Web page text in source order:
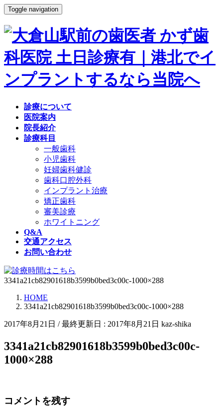
Toggle navigation
診療について
医院案内
院長紹介
診療科目
一般歯科
小児歯科
妊婦歯科健診
歯科口腔外科
インプラント治療
矯正歯科
審美診療
ホワイトニング
Q&A
交通アクセス
お問い合わせ
3341a21cb82901618b3599b0bed3c00c-1000×288
HOME
3341a21cb82901618b3599b0bed3c00c-1000×288
2017年8月21日 / 最終更新日 : 2017年8月21日 kaz-shika
3341a21cb82901618b3599b0bed3c00c-
1000×288
コメントを残す